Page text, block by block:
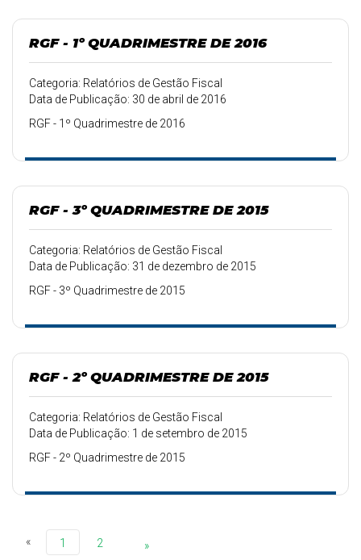
RGF - 1º QUADRIMESTRE DE 2016
Categoria: Relatórios de Gestão Fiscal
Data de Publicação: 30 de abril de 2016
RGF - 1º Quadrimestre de 2016
RGF - 3º QUADRIMESTRE DE 2015
Categoria: Relatórios de Gestão Fiscal
Data de Publicação: 31 de dezembro de 2015
RGF - 3º Quadrimestre de 2015
RGF - 2º QUADRIMESTRE DE 2015
Categoria: Relatórios de Gestão Fiscal
Data de Publicação: 1 de setembro de 2015
RGF - 2º Quadrimestre de 2015
« 1 2 »